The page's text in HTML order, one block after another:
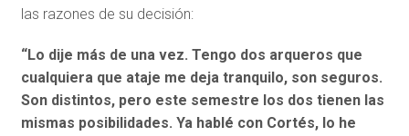
las razones de su decisión:
“Lo dije más de una vez. Tengo dos arqueros que
cualquiera que ataje me deja tranquilo, son seguros.
Son distintos, pero este semestre los dos tienen las
mismas posibilidades. Ya hablé con Cortés, lo he